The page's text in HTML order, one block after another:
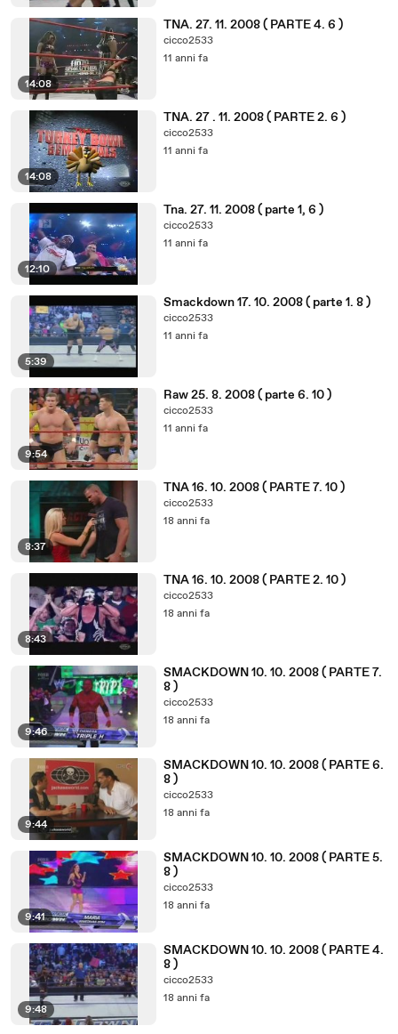
14:08
TNA. 27. 11. 2008 ( PARTE 4. 6 )
cicco2533
11 anni fa
14:08
TNA. 27 . 11. 2008 ( PARTE 2. 6 )
cicco2533
11 anni fa
12:10
Tna. 27. 11. 2008 ( parte 1, 6 )
cicco2533
11 anni fa
5:39
Smackdown 17. 10. 2008 ( parte 1. 8 )
cicco2533
11 anni fa
9:54
Raw 25. 8. 2008 ( parte 6. 10 )
cicco2533
11 anni fa
8:37
TNA 16. 10. 2008 ( PARTE 7. 10 )
cicco2533
18 anni fa
8:43
TNA 16. 10. 2008 ( PARTE 2. 10 )
cicco2533
18 anni fa
9:46
SMACKDOWN 10. 10. 2008 ( PARTE 7.
8 )
cicco2533
18 anni fa
9:44
SMACKDOWN 10. 10. 2008 ( PARTE 6.
8 )
cicco2533
18 anni fa
9:41
SMACKDOWN 10. 10. 2008 ( PARTE 5.
8 )
cicco2533
18 anni fa
9:48
SMACKDOWN 10. 10. 2008 ( PARTE 4.
8 )
cicco2533
18 anni fa